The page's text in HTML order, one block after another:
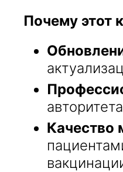
Почему этот
Качество